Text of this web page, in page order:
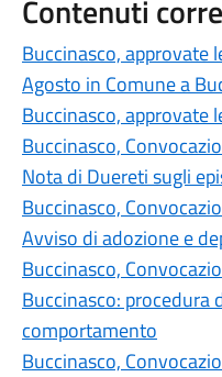
Contenuti
Buccinasco, approvate
Agosto in Comune a
Buccinasco, approvate
Buccinasco,
Nota di Duereti sugli
Buccinasco,
Avviso di adozione e
Buccinasco,
Buccinasco: procedura
comportamento
Buccinasco,